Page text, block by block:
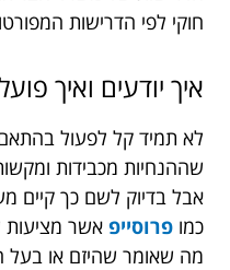
חוקי לפי הדרישות
איך יודעים ואיך
לא תמיד קל לפעול
שההנחיות מכבידות
אבל בדיוק לשם כך קיים
כמו פרוסייפ אשר מציעות
מה שאומר שהיזם או בעל